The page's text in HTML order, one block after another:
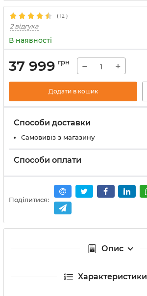
( 12 )
2 відгука
В наявності
37 999 грн − +
Додати в кошик
Способи доставки
Самовивіз з магазину
Способи оплати
Поділитися:
Опис
Характеристики